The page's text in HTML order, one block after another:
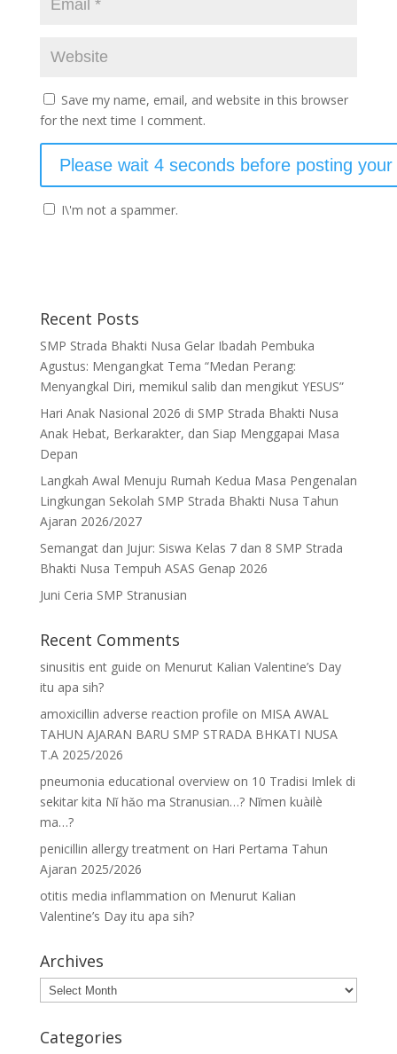
Save my name, email, and website in this browser
for the next time I comment.
I\'m not a spammer.
Recent Posts
SMP Strada Bhakti Nusa Gelar Ibadah Pembuka
Agustus: Mengangkat Tema “Medan Perang:
Menyangkal Diri, memikul salib dan mengikut YESUS”
Hari Anak Nasional 2026 di SMP Strada Bhakti Nusa
Anak Hebat, Berkarakter, dan Siap Menggapai Masa
Depan
Langkah Awal Menuju Rumah Kedua Masa Pengenalan
Lingkungan Sekolah SMP Strada Bhakti Nusa Tahun
Ajaran 2026/2027
Semangat dan Jujur: Siswa Kelas 7 dan 8 SMP Strada
Bhakti Nusa Tempuh ASAS Genap 2026
Juni Ceria SMP Stranusian
Recent Comments
sinusitis ent guide on Menurut Kalian Valentine’s Day
itu apa sih?
amoxicillin adverse reaction profile on MISA AWAL
TAHUN AJARAN BARU SMP STRADA BHKATI NUSA
T.A 2025/2026
pneumonia educational overviewon 10 Tradisi Imlek di
sekitar kita Nǐ hǎo ma Stranusian…? Nǐmen kuàilè
ma…?
penicillin allergy treatmenton Hari Pertama Tahun
Ajaran 2025/2026
otitis media inflammation on Menurut Kalian
Valentine’s Day itu apa sih?
Archives
Archives
Categories